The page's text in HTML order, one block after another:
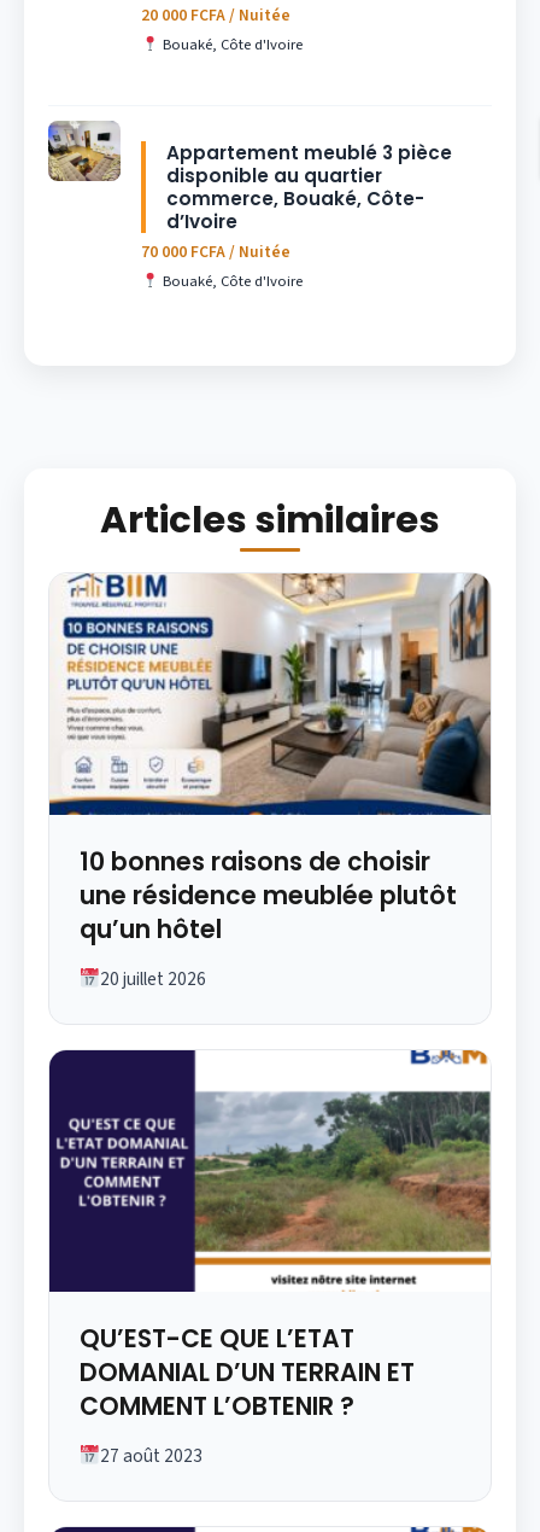
20 000 FCFA / Nuitée
Bouaké, Côte d'Ivoire
Appartement meublé 3 pièce
disponible au quartier
commerce, Bouaké, Côte-
d’Ivoire
70 000 FCFA / Nuitée
Bouaké, Côte d'Ivoire
Articles similaires
10 bonnes raisons de choisir
une résidence meublée plutôt
qu’un hôtel
20 juillet 2026
QU’EST-CE QUE L’ETAT
DOMANIAL D’UN TERRAIN ET
COMMENT L’OBTENIR ?
27 août 2023